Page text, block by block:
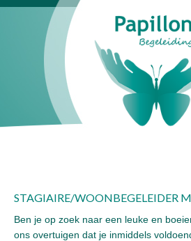
STAGIAIRE/WOONBEGELEIDER
Ben je op zoek naar een leuke en
ons overtuigen dat je inmiddels